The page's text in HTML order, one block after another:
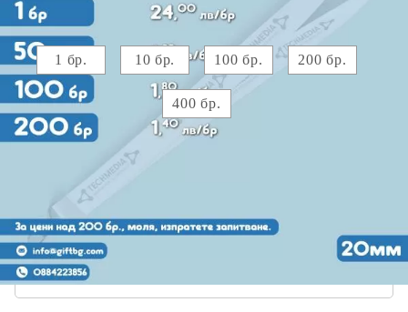
Цена на бяла лента с едностранен, едноцветен печат, с
капса:
1 бр. 10 бр. 100 бр. 200 бр.
400 бр.
Прикачете файл :
Коментар към продукта:
.